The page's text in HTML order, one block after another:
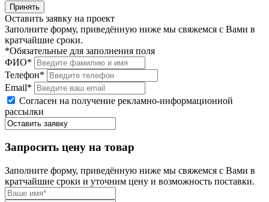
Принять
Оставить заявку на проект
Заполните форму, приведённую ниже мы свяжемся с Вами в
кратчайшие сроки.
*Обязательные для заполнения поля
ФИО*
Телефон*
Email*
Согласен на получение рекламно-информационной
рассылки
Запросить цену на товар
Заполните форму, приведённую ниже мы свяжемся с Вами в
кратчайшие сроки и уточним цену и возможность поставки.